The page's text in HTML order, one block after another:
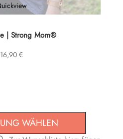
| Strong Mom®
16,90 €
WÄHLEN